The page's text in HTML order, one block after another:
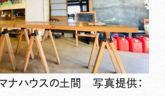
ナハウスの土間 写真提供：